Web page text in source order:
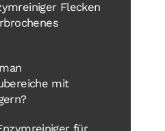
Flecken
mit